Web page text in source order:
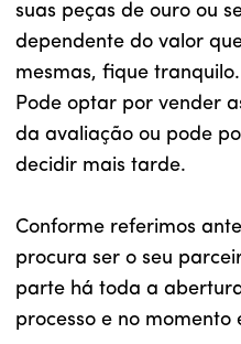
suas peças de ouro ou
dependente do valor
mesmas, fique
Pode optar por vender
da avaliação ou pode
decidir mais tarde.
Conforme referimos
procura ser o seu
parte há toda a
processo e no